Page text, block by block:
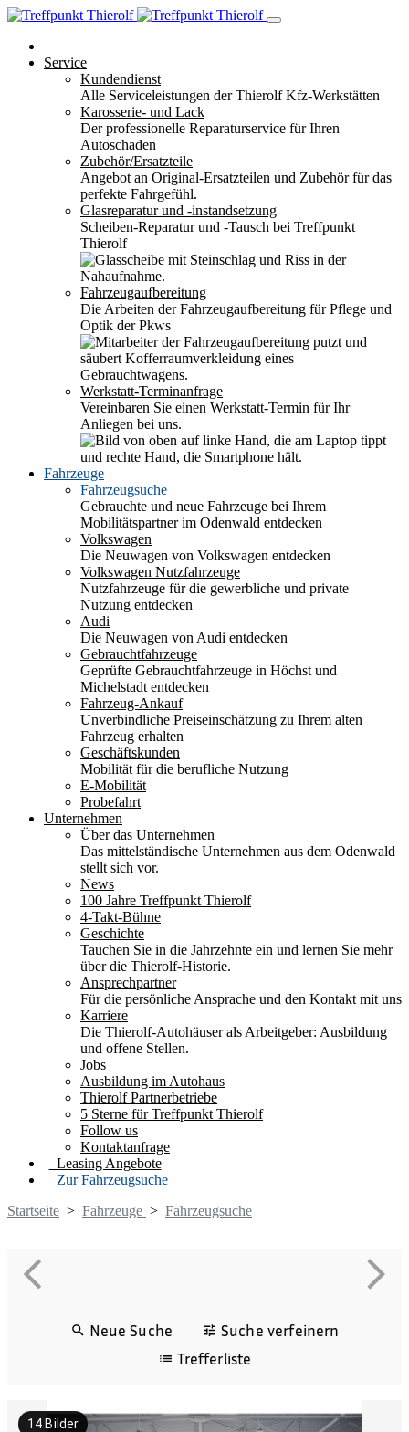
Service
Kundendienst
Alle Serviceleistungen der Thierolf Kfz-Werkstätten
Karosserie- und Lack
Der professionelle Reparaturservice für Ihren
Autoschaden
Zubehör/Ersatzteile
Angebot an Original-Ersatzteilen und Zubehör für das
perfekte Fahrgefühl.
Glasreparatur und -instandsetzung
Scheiben-Reparatur und -Tausch bei Treffpunkt
Thierolf
Fahrzeugaufbereitung
Die Arbeiten der Fahrzeugaufbereitung für Pflege und
Optik der Pkws
Werkstatt-Terminanfrage
Vereinbaren Sie einen Werkstatt-Termin für Ihr
Anliegen bei uns.
Fahrzeuge
Fahrzeugsuche
Gebrauchte und neue Fahrzeuge bei Ihrem
Mobilitätspartner im Odenwald entdecken
Volkswagen
Die Neuwagen von Volkswagen entdecken
Volkswagen Nutzfahrzeuge
Nutzfahrzeuge für die gewerbliche und private
Nutzung entdecken
Audi
Die Neuwagen von Audi entdecken
Gebrauchtfahrzeuge
Geprüfte Gebrauchtfahrzeuge in Höchst und
Michelstadt entdecken
Fahrzeug-Ankauf
Unverbindliche Preiseinschätzung zu Ihrem alten
Fahrzeug erhalten
Geschäftskunden
Mobilität für die berufliche Nutzung
E-Mobilität
Probefahrt
Unternehmen
Über das Unternehmen
Das mittelständische Unternehmen aus dem Odenwald
stellt sich vor.
News
100 Jahre Treffpunkt Thierolf
4-Takt-Bühne
Geschichte
Tauchen Sie in die Jahrzehnte ein und lernen Sie mehr
über die Thierolf-Historie.
Ansprechpartner
Für die persönliche Ansprache und den Kontakt mit uns
Karriere
Die Thierolf-Autohäuser als Arbeitgeber: Ausbildung
und offene Stellen.
Jobs
Ausbildung im Autohaus
Thierolf Partnerbetriebe
5 Sterne für Treffpunkt Thierolf
Follow us
Kontaktanfrage
Leasing Angebote
Zur Fahrzeugsuche
Startseite > Fahrzeuge > Fahrzeugsuche
Neue Suche
Suche verfeinern
Trefferliste
14 Bilder